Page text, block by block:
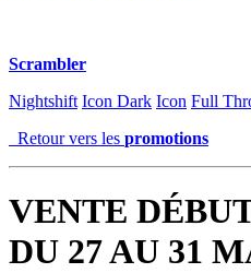
Scrambler
Nightshift Icon Dark Icon Full
Retour vers les promotions
VENTE
DU 27 AU 31